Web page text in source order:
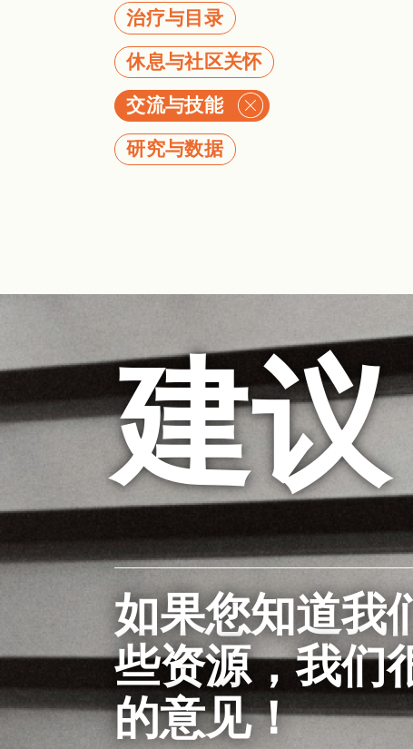
治疗与目录
休息与社区关怀
交流与技能
研究与数据
建议
如果您知道我
些资源，我们
的意见！